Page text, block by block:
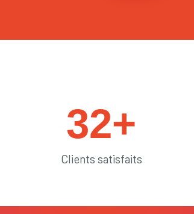
32+
Clients satisfaits